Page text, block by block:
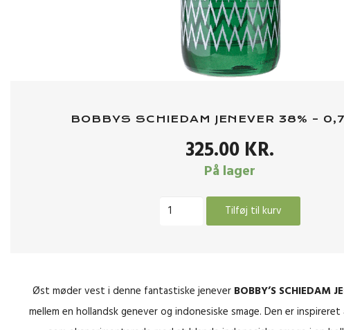
BOBBYS SCHIEDAM JENEVER 38% –
325.00 KR.
På lager
Bobbys
Schiedam
-
0,7
Tilføj til kurv
Øst møder vest i denne fantastiske jenever BOBBY’S SCHIEDAM
mellem en hollandsk genever og indonesiske smage. Den er